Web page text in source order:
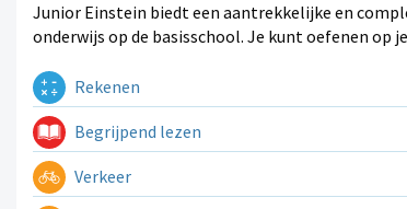
Junior Einstein biedt een aantrekkelijke en
onderwijs op de basisschool. Je kunt oefenen op
Rekenen
Begrijpend lezen
Verkeer